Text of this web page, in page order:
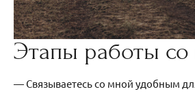
Этапы работы
— Связываетесь со мной удобным